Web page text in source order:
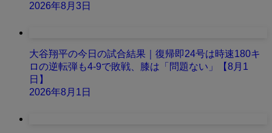
2026年8月3日
大谷翔平の今日の試合結果｜復帰即24号は時速180キ
ロの逆転弾も4-9で敗戦、膝は「問題ない」【8月1
日】
2026年8月1日